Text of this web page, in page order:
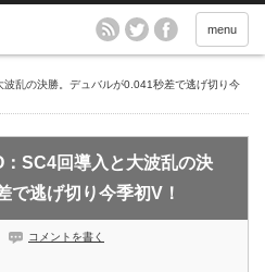
menu
波乱の決勝。デュバルが0.041秒差で逃げ切り今
：SC4回導入と大波乱の決
で逃げ切り今季初V！
コメントを書く